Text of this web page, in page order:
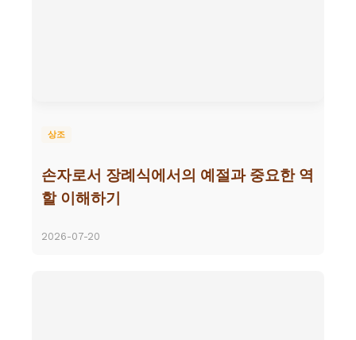
상조
손자로서 장례식에서의 예절과 중요한 역
할 이해하기
2026-07-20